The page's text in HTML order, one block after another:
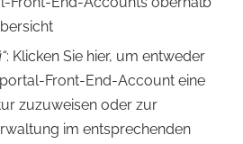
: Klicken Sie hier, um entweder
Front-End-Account eine
zuzuweisen oder zur
im entsprechenden